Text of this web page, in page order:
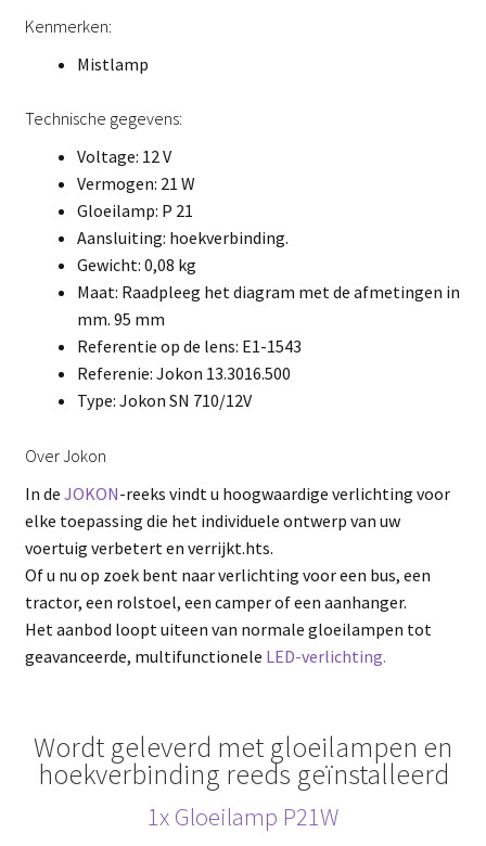
Kenmerken:
Mistlamp
Technische gegevens:
Voltage: 12 V
Vermogen: 21 W
Gloeilamp: P 21
Aansluiting: hoekverbinding.
Gewicht: 0,08 kg
Maat: Raadpleeg het diagram met de afmetingen in
mm. 95 mm
Referentie op de lens: E1-1543
Referenie: Jokon 13.3016.500
Type: Jokon SN 710/12V
Over Jokon
In de JOKON-reeks vindt u hoogwaardige verlichting voor
elke toepassing die het individuele ontwerp van uw
voertuig verbetert en verrijkt.hts.
Of u nu op zoek bent naar verlichting voor een bus, een
tractor, een rolstoel, een camper of een aanhanger.
Het aanbod loopt uiteen van normale gloeilampen tot
geavanceerde, multifunctionele LED-verlichting.
Wordt geleverd met gloeilampen en
hoekverbinding reeds geïnstalleerd
1x Gloeilamp P21W